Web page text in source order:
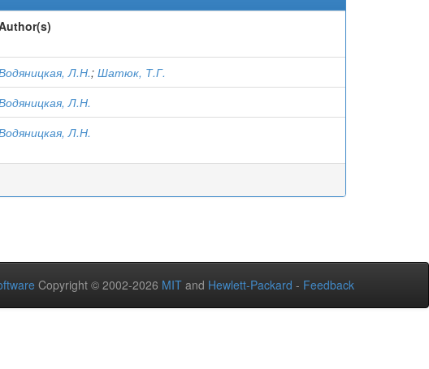
Л.Н.; Шатюк, Т.Г.
Л.Н.
Л.Н.
Copyright © 2002-2026 MIT and Hewlett-Packard - Feedback